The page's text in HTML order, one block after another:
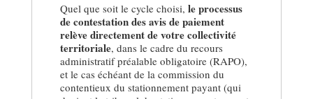
Quel que soit le cycle choisi, le processus
de contestation des avis de paiement
relève directement de votre collectivité
territoriale, dans le cadre du recours
administratif préalable obligatoire (RAPO),
et le cas échéant de la commission du
contentieux du stationnement payant (qui